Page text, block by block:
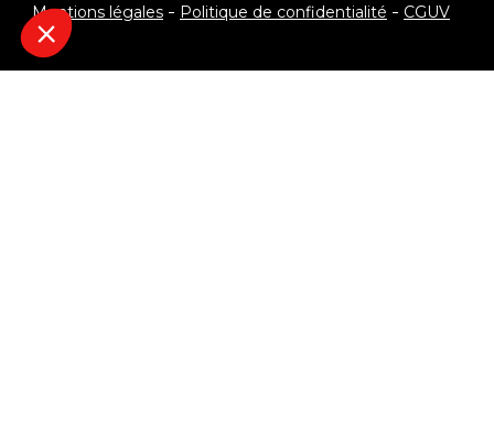
Mentions légales Politique de confidentialité CGUV